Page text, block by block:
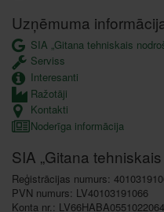
Uzņēmuma
SIA „Gitana tehniskais
Serviss
Interesanti
Ražotāji
Kontakti
Noderīga informācija
SIA „Gitana
Reģistrācijas numurs:
PVN numurs: LV40103191066
Konta nr.: